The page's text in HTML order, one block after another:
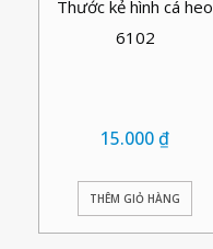
Thước kẻ hình cá heo
6102
15.000₫
THÊM GIỎ HÀNG